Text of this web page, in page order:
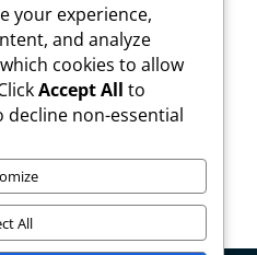
your experience,
and analyze
cookies to allow
Accept All to
decline non-essential
All